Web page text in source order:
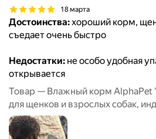
18 марта
Достоинства:хороший корм,
съедает очень быстро
Недостатки: не особо удобная
открывается
Товар — Влажный корм AlphaPet
для щенков и взрослых собак,